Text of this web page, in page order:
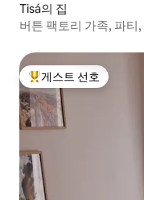
Tisá의 집
버튼 팩토리 가족, 파티
상위 게스트 선호
게스트 선호